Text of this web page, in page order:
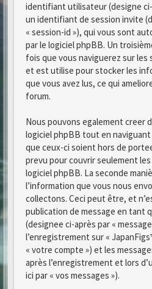
identifiant utilisateur (designe
un identifiant de session invite
« session-id »), qui vous sont
par le logiciel phpBB. Un
fois que vous naviguerez sur les
et est utilise pour stocker les
que vous avez lus, ce qui
forum.
Nous pouvons egalement creer
logiciel phpBB tout en naviguant
que ceux-ci soient hors de
prevu pour couvrir seulement
logiciel phpBB. La seconde
l’information que vous nous
collectons. Ceci peut être, et
publication de message en tant
(designee ci-après par «
l’enregistrement sur «
« votre compte ») et les
après l’enregistrement et lors
ici par « vos messages »).